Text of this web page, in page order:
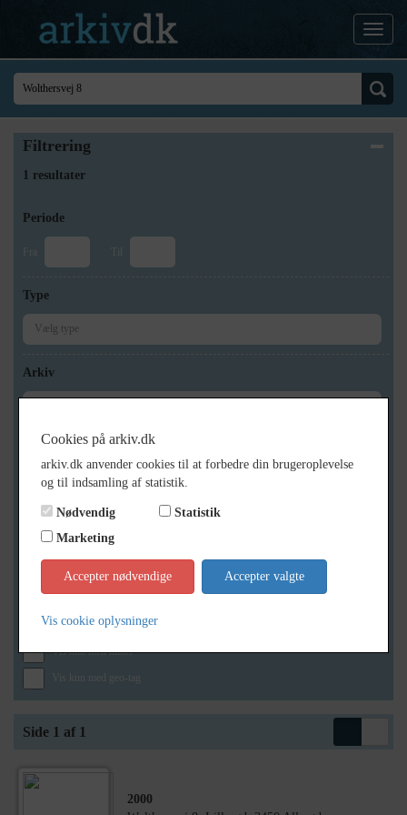
Filtrering
1 resultater
Periode
Fra Til
Type
Arkiv
Geografi
Generelt
Vis kun med billeder
Vis kun med lydklip
Vis kun med kilder
Vis kun med geo-tag
Side 1 af 1
2000
Cookies på arkiv.dk
arkiv.dk anvender cookies til at forbedre din brugeroplevelse
og til indsamling af statistik.
Nødvendig
Statistik
Marketing
Accepter nødvendige Accepter valgte
Vis cookie oplysninger